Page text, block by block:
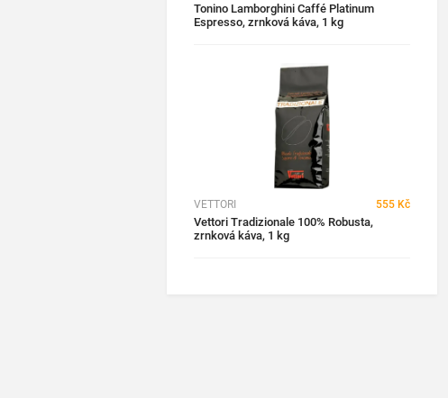
Tonino Lamborghini Caffé Platinum
Espresso, zrnková káva, 1 kg
VETTORI 555 Kč
Vettori Tradizionale 100% Robusta,
zrnková káva, 1 kg